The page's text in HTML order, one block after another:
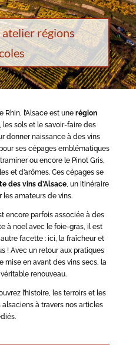
atelier régions
Rhin, l’Alsace est une région
les sols et le savoir-faire des
donner naissance à des vins
ses cépages emblématiques
ou encore le Pinot Gris,
et d’arômes. Ces cépages se
des vins d’Alsace, un itinéraire
les amateurs de vins.
encore parfois associée à des
à noel avec le foie-gras, il est
facette : ici, la fraîcheur et
! Avec un retour aux pratiques
mise en avant des vins secs, la
renouveau.
l’histoire, les terroirs et les
à travers nos articles